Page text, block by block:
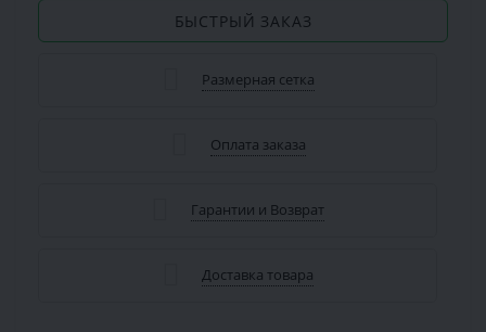
БЫСТРЫЙ ЗАКАЗ
Размерная сетка
Оплата заказа
Гарантии и Возврат
Доставка товара